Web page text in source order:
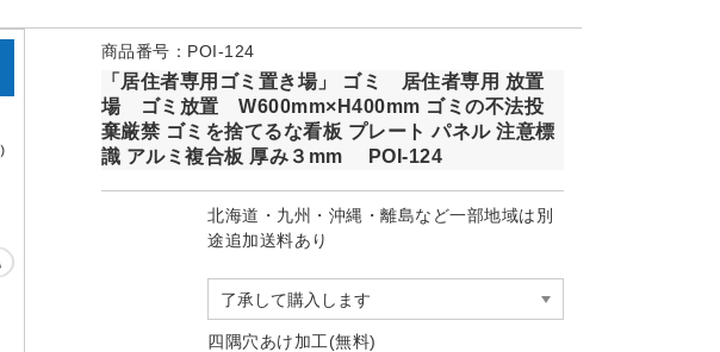
商品番号：POI-124
「居住者専用ゴミ置き場」 ゴミ 居住者専用 放置
場 ゴミ放置 W600mm×H400mm ゴミの不法投
棄厳禁 ゴミを捨てるな看板 プレート パネル 注意標
識 アルミ複合板 厚み３mm POI-124
北海道・九州・沖縄・離島など一部地域は別
途追加送料あり
四隅穴あけ加工(無料)